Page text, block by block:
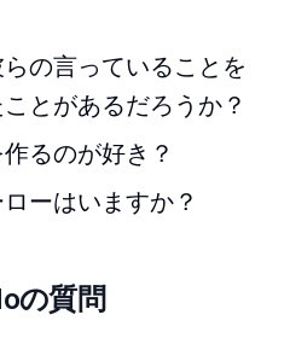
の言っていることを
とがあるだろうか？
るのが好き？
ーはいますか？
の質問